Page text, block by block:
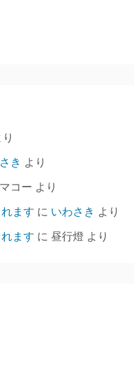
り
き より
コー より
ます に いわさき より
ます に 昼行燈 より